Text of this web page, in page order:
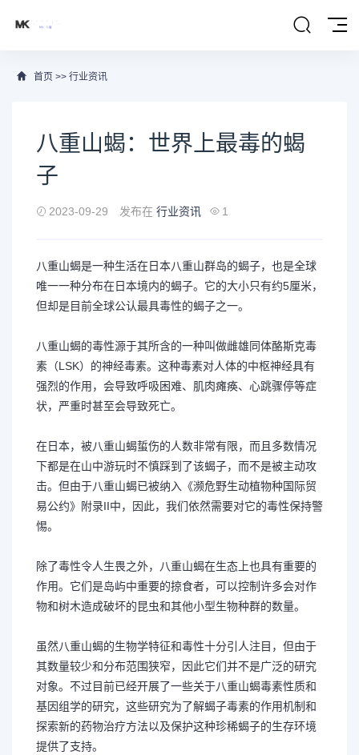
首页 >> 行业资讯
八重山蝎：世界上最毒的蝎
子
2023-09-29 发布在 行业资讯 1
八重山蝎是一种生活在日本八重山群岛的蝎子，也是全球
唯一一种分布在日本境内的蝎子。它的大小只有约5厘米，
但却是目前全球公认最具毒性的蝎子之一。
八重山蝎的毒性源于其所含的一种叫做雌雄同体酪斯克毒
素（LSK）的神经毒素。这种毒素对人体的中枢神经具有
强烈的作用，会导致呼吸困难、肌肉瘫痪、心跳骤停等症
状，严重时甚至会导致死亡。
在日本，被八重山蝎蜇伤的人数非常有限，而且多数情况
下都是在山中游玩时不慎踩到了该蝎子，而不是被主动攻
击。但由于八重山蝎已被纳入《濒危野生动植物种国际贸
易公约》附录II中，因此，我们依然需要对它的毒性保持警
惕。
除了毒性令人生畏之外，八重山蝎在生态上也具有重要的
作用。它们是岛屿中重要的掠食者，可以控制许多会对作
物和树木造成破坏的昆虫和其他小型生物种群的数量。
虽然八重山蝎的生物学特征和毒性十分引人注目，但由于
其数量较少和分布范围狭窄，因此它们并不是广泛的研究
对象。不过目前已经开展了一些关于八重山蝎毒素性质和
基因组学的研究，这些研究为了解蝎子毒素的作用机制和
探索新的药物治疗方法以及保护这种珍稀蝎子的生存环境
提供了支持。